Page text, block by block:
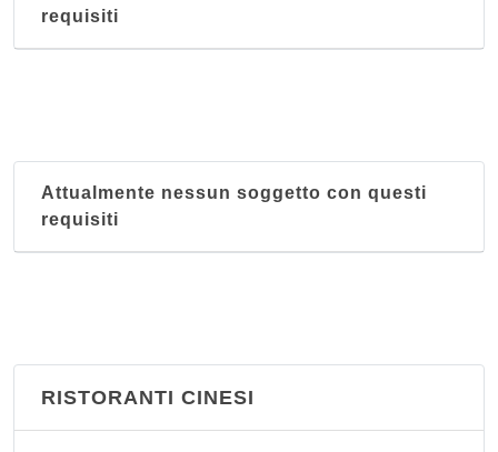
requisiti
Attualmente nessun soggetto con questi
requisiti
RISTORANTI CINESI